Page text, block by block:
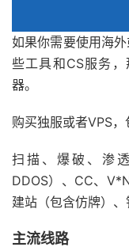
如果你需要使用海
些工具和CS服务
器。
购买独服或者VPS，
扫描、爆破、渗
DDOS）、CC、
建站（包含仿牌）、
主流线路